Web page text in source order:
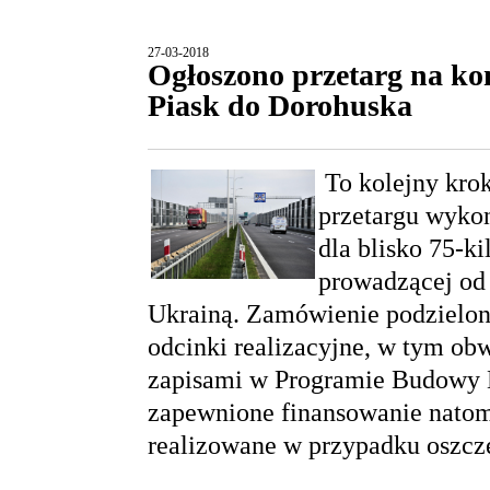
27-03-2018
Ogłoszono przetarg na
Piask do Dorohuska
To kolejny
przetargu
dla blisko 75-
prowadzącej
Ukrainą. Zamówienie
odcinki realizacyjne, w tym
zapisami w Programie
zapewnione finansowanie
realizowane w przypadku